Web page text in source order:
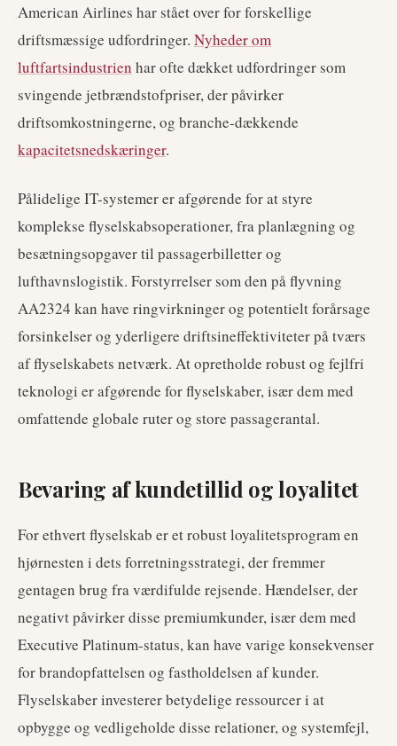
American Airlines har stået over for forskellige
driftsmæssige udfordringer. Nyheder om
luftfartsindustrien har ofte dækket udfordringer som
svingende jetbrændstofpriser, der påvirker
driftsomkostningerne, og branche-dækkende
kapacitetsnedskæringer.
Pålidelige IT-systemer er afgørende for at styre
komplekse flyselskabsoperationer, fra planlægning og
besætningsopgaver til passagerbilletter og
lufthavnslogistik. Forstyrrelser som den på flyvning
AA2324 kan have ringvirkninger og potentielt forårsage
forsinkelser og yderligere driftsineffektiviteter på tværs
af flyselskabets netværk. At opretholde robust og fejlfri
teknologi er afgørende for flyselskaber, især dem med
omfattende globale ruter og store passagerantal.
Bevaring af kundetillid og loyalitet
For ethvert flyselskab er et robust loyalitetsprogram en
hjørnesten i dets forretningsstrategi, der fremmer
gentagen brug fra værdifulde rejsende. Hændelser, der
negativt påvirker disse premiumkunder, især dem med
Executive Platinum-status, kan have varige konsekvenser
for brandopfattelsen og fastholdelsen af kunder.
Flyselskaber investerer betydelige ressourcer i at
opbygge og vedligeholde disse relationer, og systemfejl,